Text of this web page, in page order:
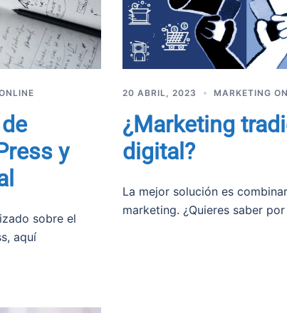
y
sobre el
aquí
20 ABRIL, 2023 MARKETING
¿Marketing
digital?
La mejor solución es
marketing. ¿Quieres saber